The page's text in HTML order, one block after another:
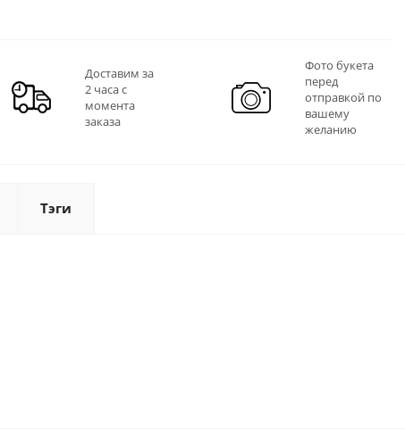
Доставим за
2 часа с
момента
заказа
Фото букета
перед
отправкой по
вашему
желанию
Тэги